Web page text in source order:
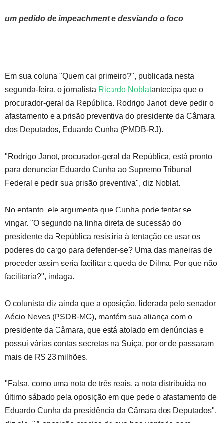
um pedido de impeachment e desviando o foco
Em sua coluna "Quem cai primeiro?", publicada nesta
segunda-feira, o jornalista Ricardo Noblatantecipa que o
procurador-geral da República, Rodrigo Janot, deve pedir o
afastamento e a prisão preventiva do presidente da Câmara
dos Deputados, Eduardo Cunha (PMDB-RJ).
"Rodrigo Janot, procurador-geral da República, está pronto
para denunciar Eduardo Cunha ao Supremo Tribunal
Federal e pedir sua prisão preventiva", diz Noblat.
No entanto, ele argumenta que Cunha pode tentar se
vingar. "O segundo na linha direta de sucessão do
presidente da República resistiria à tentação de usar os
poderes do cargo para defender-se? Uma das maneiras de
proceder assim seria facilitar a queda de Dilma. Por que não
facilitaria?", indaga.
O colunista diz ainda que a oposição, liderada pelo senador
Aécio Neves (PSDB-MG), mantém sua aliança com o
presidente da Câmara, que está atolado em denúncias e
possui várias contas secretas na Suíça, por onde passaram
mais de R$ 23 milhões.
"Falsa, como uma nota de três reais, a nota distribuída no
último sábado pela oposição em que pede o afastamento de
Eduardo Cunha da presidência da Câmara dos Deputados",